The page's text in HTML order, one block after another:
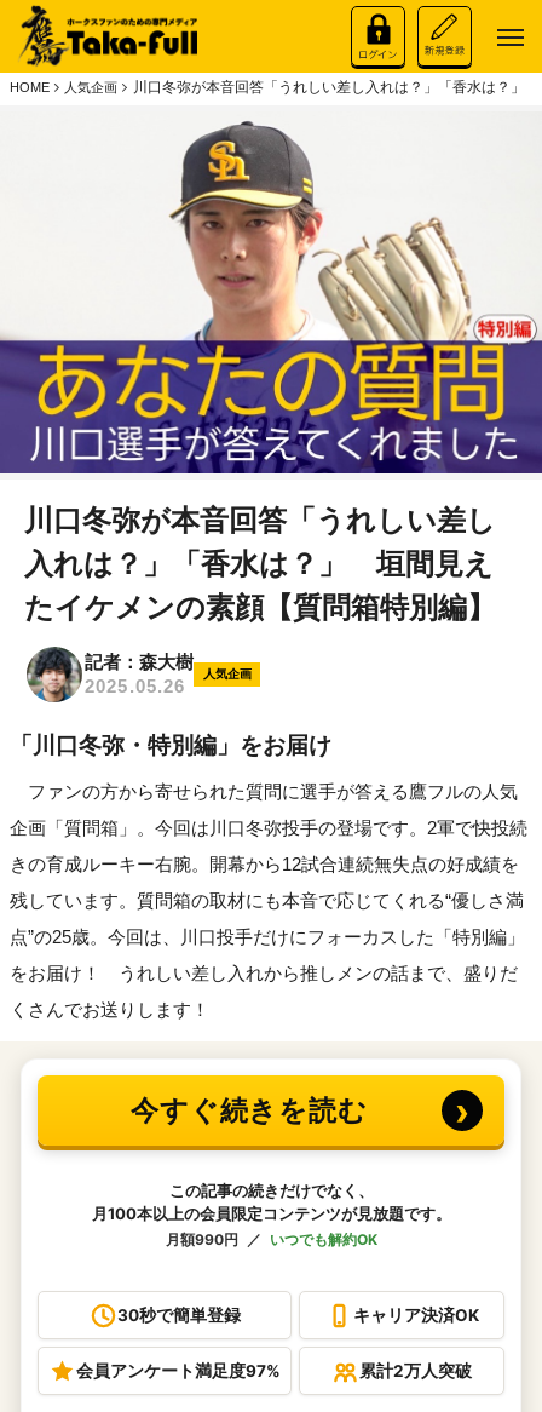
HOME 人気企画 川口冬弥が本音回答「うれしい差し入れは？」「香水は？」
川口冬弥が本音回答「うれしい差し
入れは？」「香水は？」 垣間見え
たイケメンの素顔【質問箱特別編】
記者：森大樹
2025.05.26
人気企画
「川口冬弥・特別編」をお届け
ファンの方から寄せられた質問に選手が答える鷹フルの人気
企画「質問箱」。今回は川口冬弥投手の登場です。2軍で快投続
きの育成ルーキー右腕。開幕から12試合連続無失点の好成績を
残しています。質問箱の取材にも本音で応じてくれる“優しさ満
点”の25歳。今回は、川口投手だけにフォーカスした「特別編」
をお届け！ うれしい差し入れから推しメンの話まで、盛りだ
くさんでお送りします！